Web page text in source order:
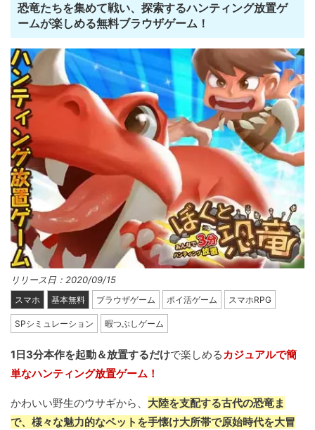
恐竜たちを集めて戦い、探索するハンティング放置ゲ
ームが楽しめる無料ブラウザゲーム！
リリース日：2020/09/15
スマホ 基本無料 ブラウザゲーム ポイ活ゲーム スマホRPG
SPシミュレーション 暇つぶしゲーム
1日3分本作を起動＆放置するだけで楽しめるカジュアルで簡
単なハンティング放置ゲーム！
かわいい野生のウサギから、 大陸を支配する古代の恐竜ま
で、様々な魅力的なペットを手懐け大所帯で原始時代を大冒